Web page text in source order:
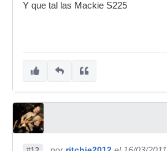
Y que tal las Mackie S225